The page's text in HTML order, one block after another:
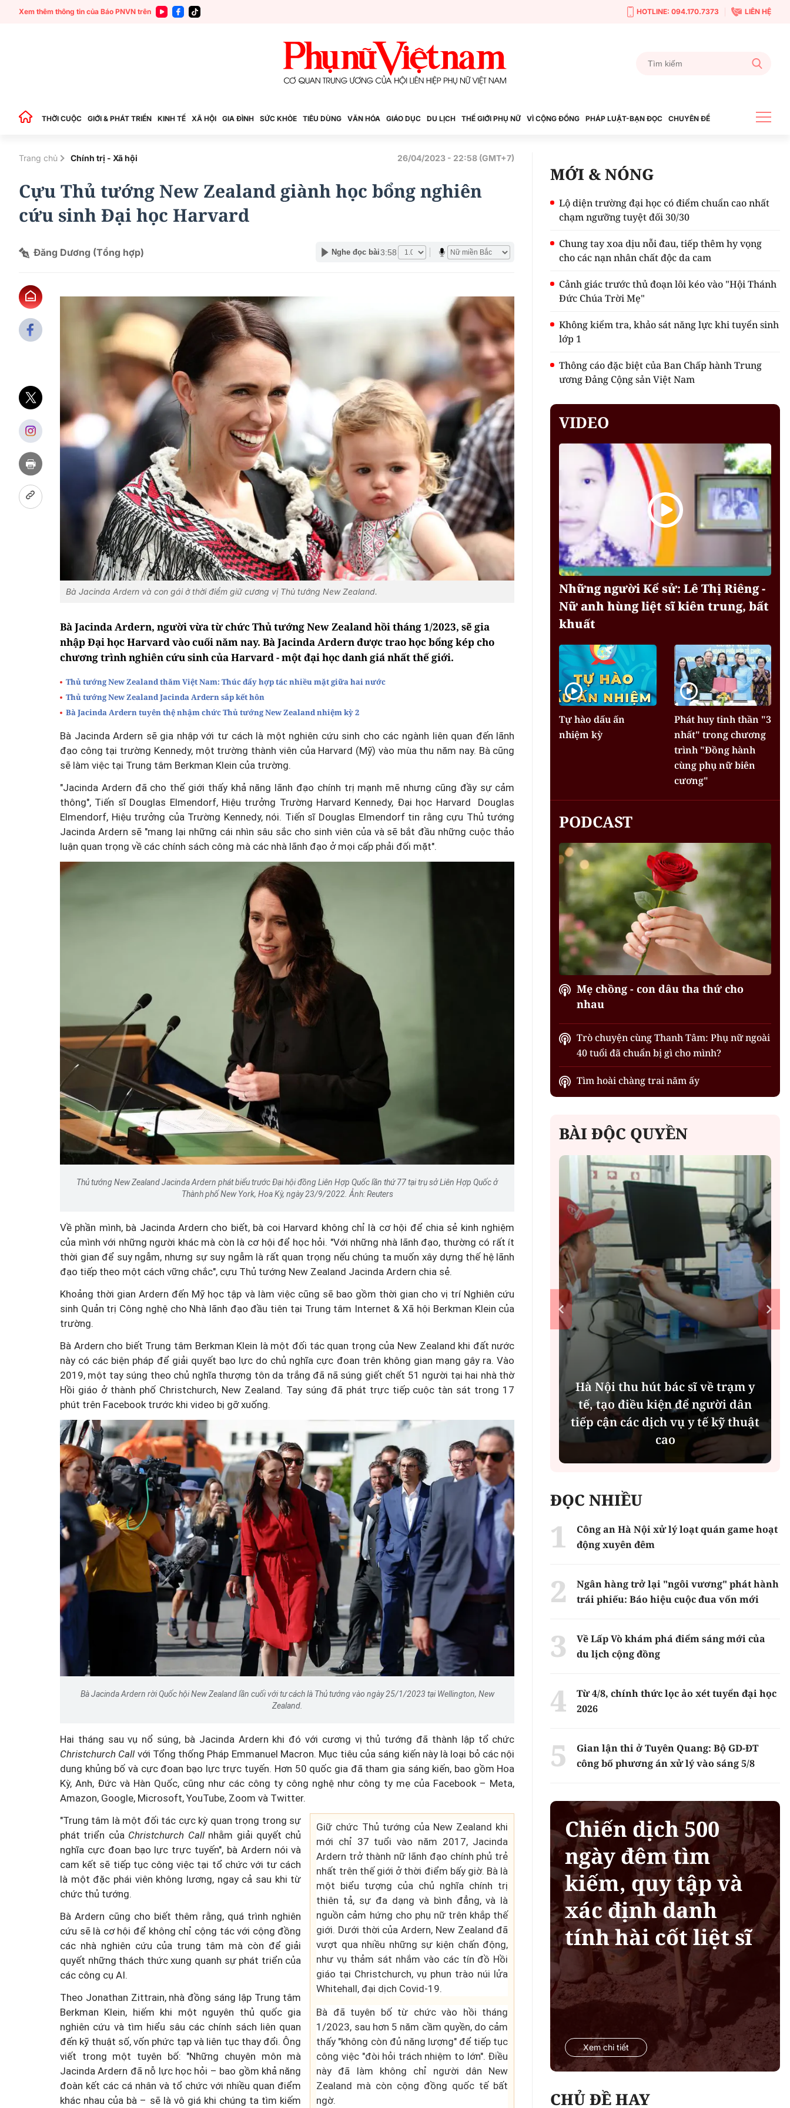
Xem thêm thông tin của Báo PNVN trên HOTLINE: 094.170.7373 LIÊN HỆ
THỜI CUỘC GIỚI & PHÁT TRIỂN KINH TẾ XÃ HỘI GIA ĐÌNH SỨC KHỎE TIÊU DÙNG VĂN HÓA GIÁO DỤC DU LỊCH THẾ GIỚI PHỤ NỮ VÌ CỘNG ĐỒNG PHÁP LUẬT-BẠN ĐỌC CHUYÊN ĐỀ
Trang chủ Chính trị - Xã hội 26/04/2023 - 22:58 (GMT+7)
Cựu Thủ tướng New Zealand giành học bổng nghiên
cứu sinh Đại học Harvard
Đăng Dương (Tổng hợp) Nghe đọc bài3:58
Bà Jacinda Ardern và con gái ở thời điểm giữ cương vị Thủ tướng New Zealand.
Bà Jacinda Ardern, người vừa từ chức Thủ tướng New Zealand hồi tháng 1/2023, sẽ gia
nhập Đại học Harvard vào cuối năm nay. Bà Jacinda Ardern được trao học bổng kép cho
chương trình nghiên cứu sinh của Harvard - một đại học danh giá nhất thế giới.
Thủ tướng New Zealand thăm Việt Nam: Thúc đẩy hợp tác nhiều mặt giữa hai nước
Thủ tướng New Zealand Jacinda Ardern sắp kết hôn
Bà Jacinda Ardern tuyên thệ nhậm chức Thủ tướng New Zealand nhiệm kỳ 2
Bà Jacinda Ardern sẽ gia nhập với tư cách là một nghiên cứu sinh cho các ngành liên quan đến lãnh
đạo công tại trường Kennedy, một trường thành viên của Harvard (Mỹ) vào mùa thu năm nay. Bà cũng
sẽ làm việc tại Trung tâm Berkman Klein của trường.
"Jacinda Ardern đã cho thế giới thấy khả năng lãnh đạo chính trị mạnh mẽ nhưng cũng đầy sự cảm
thông", Tiến sĩ Douglas Elmendorf, Hiệu trưởng Trường Harvard Kennedy, Đại học Harvard Douglas
Elmendorf, Hiệu trưởng của Trường Kennedy, nói. Tiến sĩ Douglas Elmendorf tin rằng cựu Thủ tướng
Jacinda Ardern sẽ "mang lại những cái nhìn sâu sắc cho sinh viên của và sẽ bắt đầu những cuộc thảo
luận quan trọng về các chính sách công mà các nhà lãnh đạo ở mọi cấp phải đối mặt".
Thủ tướng New Zealand Jacinda Ardern phát biểu trước Đại hội đồng Liên Hợp Quốc lần thứ 77 tại trụ sở Liên Hợp Quốc ở
Thành phố New York, Hoa Kỳ, ngày 23/9/2022. Ảnh: Reuters
Về phần mình, bà Jacinda Ardern cho biết, bà coi Harvard không chỉ là cơ hội để chia sẻ kinh nghiệm
của mình với những người khác mà còn là cơ hội để học hỏi. "Với những nhà lãnh đạo, thường có rất ít
thời gian để suy ngẫm, nhưng sự suy ngẫm là rất quan trọng nếu chúng ta muốn xây dựng thế hệ lãnh
đạo tiếp theo một cách vững chắc", cựu Thủ tướng New Zealand Jacinda Ardern chia sẻ.
Khoảng thời gian Ardern đến Mỹ học tập và làm việc cũng sẽ bao gồm thời gian cho vị trí Nghiên cứu
sinh Quản trị Công nghệ cho Nhà lãnh đạo đầu tiên tại Trung tâm Internet & Xã hội Berkman Klein của
trường.
Bà Ardern cho biết Trung tâm Berkman Klein là một đối tác quan trọng của New Zealand khi đất nước
này có các biện pháp để giải quyết bạo lực do chủ nghĩa cực đoan trên không gian mạng gây ra. Vào
2019, một tay súng theo chủ nghĩa thượng tôn da trắng đã nã súng giết chết 51 người tại hai nhà thờ
Hồi giáo ở thành phố Christchurch, New Zealand. Tay súng đã phát trực tiếp cuộc tàn sát trong 17
phút trên Facebook trước khi video bị gỡ xuống.
Bà Jacinda Ardern rời Quốc hội New Zealand lần cuối với tư cách là Thủ tướng vào ngày 25/1/2023 tại Wellington, New
Zealand.
Hai tháng sau vụ nổ súng, bà Jacinda Ardern khi đó với cương vị thủ tướng đã thành lập tổ chức
Christchurch Call với Tổng thống Pháp Emmanuel Macron. Mục tiêu của sáng kiến này là loại bỏ các nội
dung khủng bố và cực đoan bạo lực trực tuyến. Hơn 50 quốc gia đã tham gia sáng kiến, bao gồm Hoa
Kỳ, Anh, Đức và Hàn Quốc, cũng như các công ty công nghệ như công ty mẹ của Facebook – Meta,
Amazon, Google, Microsoft, YouTube, Zoom và Twitter.
Giữ chức Thủ tướng của New Zealand khi
mới chỉ 37 tuổi vào năm 2017, Jacinda
Ardern trở thành nữ lãnh đạo chính phủ trẻ
nhất trên thế giới ở thời điểm bấy giờ. Bà là
một biểu tượng của chủ nghĩa chính trị
thiên tả, sự đa dạng và bình đẳng, và là
nguồn cảm hứng cho phụ nữ trên khắp thế
giới. Dưới thời của Ardern, New Zealand đã
vượt qua nhiều những sự kiện chấn động,
như vụ thảm sát nhắm vào các tín đồ Hồi
giáo tại Christchurch, vụ phun trào núi lửa
Whitehall, đại dịch Covid-19.
Bà đã tuyên bố từ chức vào hồi tháng
1/2023, sau hơn 5 năm cầm quyền, do cảm
thấy "không còn đủ năng lượng" để tiếp tục
công việc "đòi hỏi trách nhiệm to lớn". Điều
này đã làm không chỉ người dân New
Zealand mà còn cộng đồng quốc tế bất
ngờ.
"Trung tâm là một đối tác cực kỳ quan trọng trong sự
phát triển của Christchurch Call nhằm giải quyết chủ
nghĩa cực đoan bạo lực trực tuyến", bà Ardern nói và
cam kết sẽ tiếp tục công việc tại tổ chức với tư cách
là một đặc phái viên không lương, ngay cả sau khi từ
chức thủ tướng.
Bà Ardern cũng cho biết thêm rằng, quá trình nghiên
cứu sẽ là cơ hội để không chỉ cộng tác với cộng đồng
các nhà nghiên cứu của trung tâm mà còn để giải
quyết những thách thức xung quanh sự phát triển của
các công cụ AI.
Theo Jonathan Zittrain, nhà đồng sáng lập Trung tâm
Berkman Klein, hiếm khi một nguyên thủ quốc gia
nghiên cứu và tìm hiểu sâu các chính sách liên quan
đến kỹ thuật số, vốn phức tạp và liên tục thay đổi. Ông
viết trong một tuyên bố: "Những chuyên môn mà
Jacinda Ardern đã nỗ lực học hỏi – bao gồm khả năng
đoàn kết các cá nhân và tổ chức với nhiều quan điểm
khác nhau của bà – sẽ là vô giá khi chúng ta tìm kiếm
MỚI & NÓNG
Lộ diện trường đại học có điểm chuẩn cao nhất
chạm ngưỡng tuyệt đối 30/30
Chung tay xoa dịu nỗi đau, tiếp thêm hy vọng
cho các nạn nhân chất độc da cam
Cảnh giác trước thủ đoạn lôi kéo vào "Hội Thánh
Đức Chúa Trời Mẹ"
Không kiểm tra, khảo sát năng lực khi tuyển sinh
lớp 1
Thông cáo đặc biệt của Ban Chấp hành Trung
ương Đảng Cộng sản Việt Nam
VIDEO
Những người Kể sử: Lê Thị Riêng -
Nữ anh hùng liệt sĩ kiên trung, bất
khuất
Tự hào dấu ấn
nhiệm kỳ
Phát huy tinh thần "3
nhất" trong chương
trình "Đồng hành
cùng phụ nữ biên
cương"
PODCAST
Mẹ chồng - con dâu tha thứ cho
nhau
Trò chuyện cùng Thanh Tâm: Phụ nữ ngoài
40 tuổi đã chuẩn bị gì cho mình?
Tìm hoài chàng trai năm ấy
BÀI ĐỘC QUYỀN
Thanh Tâm kể chuyện: Bố mẹ
muốn nhận bạn gái cũ của con
trai làm con nuôi
nữ ngoài 40 tuổi đã chuẩn bị gì
cho mình?
Hà Nội thu hút bác sĩ về trạm y
tế, tạo điều kiện để người dân
tiếp cận các dịch vụ y tế kỹ thuật
cao
ĐỌC NHIỀU
Công an Hà Nội xử lý loạt quán game hoạt
động xuyên đêm
Ngân hàng trở lại "ngôi vương" phát hành
trái phiếu: Báo hiệu cuộc đua vốn mới
Về Lấp Vò khám phá điểm sáng mới của
du lịch cộng đồng
Từ 4/8, chính thức lọc ảo xét tuyển đại học
2026
Gian lận thi ở Tuyên Quang: Bộ GD-ĐT
công bố phương án xử lý vào sáng 5/8
Chiến dịch 500
ngày đêm tìm
kiếm, quy tập và
xác định danh
tính hài cốt liệt sĩ
Xem chi tiết
CHỦ ĐỀ HAY